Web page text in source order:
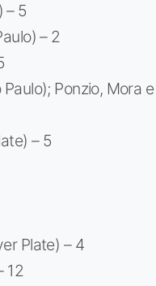
– 5
– 2
Ponzio, Mora e
– 5
Plate) – 4
12